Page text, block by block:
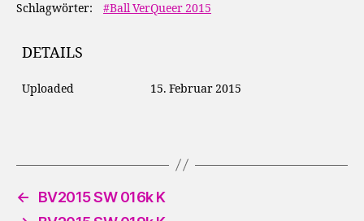
Schlagwörter:
#Ball VerQueer 2015
DETAILS
Uploaded 15. Februar 2015
←
BV2015 SW 016k K